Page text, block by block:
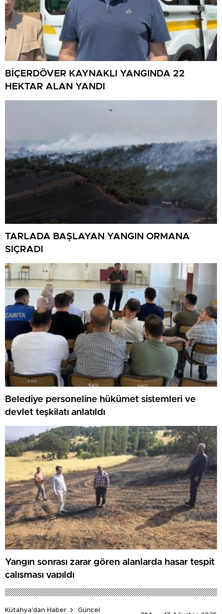
BİÇERDÖVER KAYNAKLI YANGINDA 22
HEKTAR ALAN YANDI
TARLADA BAŞLAYAN YANGIN ORMANA
SIÇRADI
Belediye personeline hükümet sistemleri ve
devlet teşkilatı anlatıldı
Yangın sonrası zarar gören alanlarda hasar tespit
çalışması yapıldı
Kütahya'dan Haber
Güncel